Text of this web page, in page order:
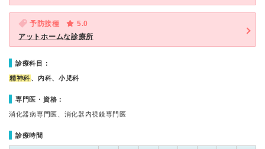
予防接種
5.0
アットホームな診療所
診療科目：
精神科 、内科、小児科
専門医・資格：
消化器病専門医、消化器内視鏡専門医
診療時間